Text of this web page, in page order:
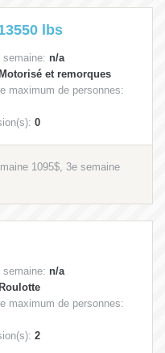
lbs
semaine: n/a
et remorques
maximum de personnes:
0
1095$, 3e semaine
semaine: n/a
maximum de personnes:
2